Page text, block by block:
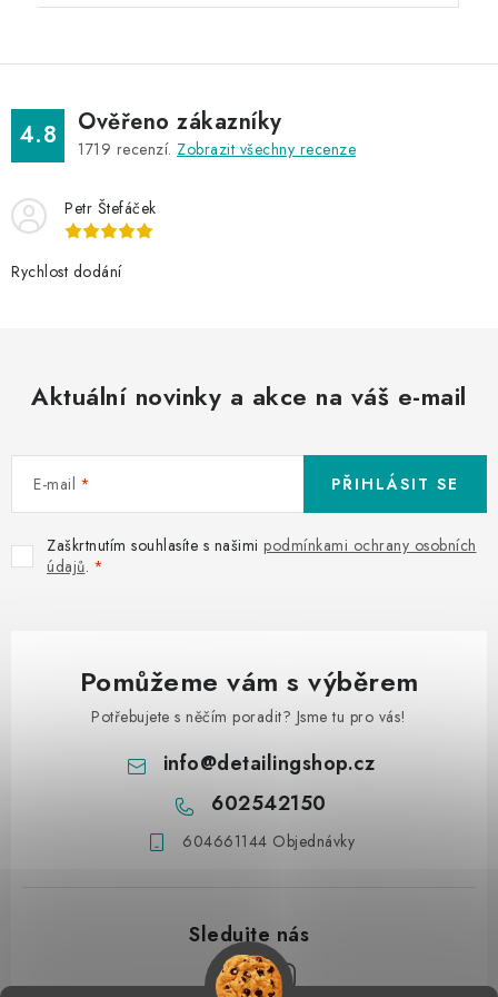
4.8 Ověřeno zákazníky
1719 recenzí. Zobrazit všechny recenze
Petr Štefáček
Rychlost dodání
Aktuální novinky a akce na váš e-mail
E-mail
Zaškrtnutím souhlasíte s našimi podmínkami ochrany osobních
údajů.
PŘIHLÁSIT SE
Pomůžeme vám s výběrem
Potřebujete s něčím poradit? Jsme tu pro vás!
info@detailingshop.cz
602542150
604661144 Objednávky